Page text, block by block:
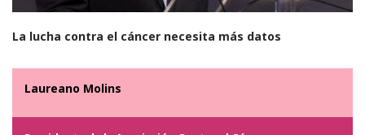
La lucha contra el cáncer necesita más datos
Laureano Molins